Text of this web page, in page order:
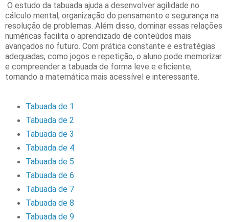
O estudo da tabuada ajuda a desenvolver agilidade no
cálculo mental, organização do pensamento e segurança na
resolução de problemas. Além disso, dominar essas relações
numéricas facilita o aprendizado de conteúdos mais
avançados no futuro. Com prática constante e estratégias
adequadas, como jogos e repetição, o aluno pode memorizar
e compreender a tabuada de forma leve e eficiente,
tornando a matemática mais acessível e interessante.
Tabuada de 1
Tabuada de 2
Tabuada de 3
Tabuada de 4
Tabuada de 5
Tabuada de 6
Tabuada de 7
Tabuada de 8
Tabuada de 9